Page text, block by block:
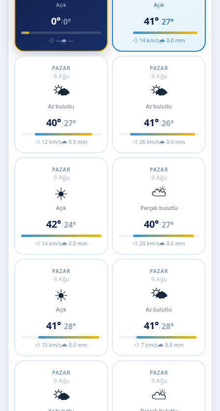
Açık
0°/0°
💨 —🌧 —
Açık
41°/27°
💨 14 km/s🌧 0.0 mm
PAZAR
9 Ağu
🌤️
Az bulutlu
40°/27°
💨 12 km/s🌧 0.0 mm
PAZAR
9 Ağu
🌤️
Az bulutlu
41°/26°
💨 26 km/s🌧 0.0 mm
PAZAR
9 Ağu
☀️
Açık
42°/24°
💨 14 km/s🌧 0.0 mm
PAZAR
9 Ağu
⛅
Parçalı bulutlu
40°/27°
💨 20 km/s🌧 0.0 mm
PAZAR
9 Ağu
☀️
Açık
41°/28°
💨 15 km/s🌧 0.0 mm
PAZAR
9 Ağu
🌤️
Az bulutlu
41°/28°
💨 7 km/s🌧 0.0 mm
PAZAR
9 Ağu
🌤️
PAZAR
9 Ağu
⛅